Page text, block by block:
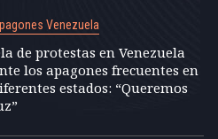
Venezuela
de protestas en Venezuela
los apagones frecuentes en
estados: “Queremos